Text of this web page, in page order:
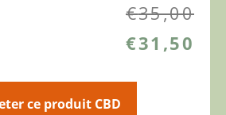
€35,00
€31,50
ce produit CBD